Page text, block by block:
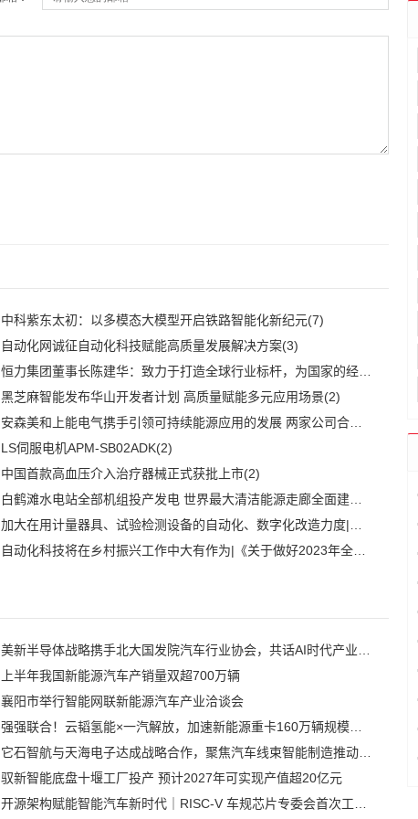
中科紫东太初：以多模态大模型开启铁路智能化新纪元(7)
自动化网诚征自动化科技赋能高质量发展解决方案(3)
恒力集团董事长陈建华：致力于打造全球行业标杆，为国家的经济高质量发展贡献更大力量|上海电气集团党委书记、董事长吴磊来访
(2)
黑芝麻智能发布华山开发者计划 高质量赋能多元应用场景(2)
(2) 安森美和上能电气携手引领可持续能源应用的发展 两家公司合作开发高性能储能和太阳能组串式逆变器方案 以实现可持续的未来
(2)
LS伺服电机APM-SB02ADK(2)
中国首款高血压介入治疗器械正式获批上市(2)
白鹤滩水电站全部机组投产发电 世界最大清洁能源走廊全面建成|将为建设新型能源体系、保障国家能源安全、实现“双碳”目标提供有力支撑
(1)
(1) 自动化科技将在乡村振兴工作中大有作为|《关于做好2023年全面推进乡村振兴重点工作的意见》发布
上半年我国新能源汽车产销量双超700万辆
襄阳市举行智能网联新能源汽车产业洽谈会
强强联合！云韬氢能×一汽解放，加速新能源重卡160万辆规模化进程
它石智航与天海电子达成战略合作，聚焦汽车线束智能制造推动具身智能生产落地
驭新智能底盘十堰工厂投产 预计2027年可实现产值超20亿元